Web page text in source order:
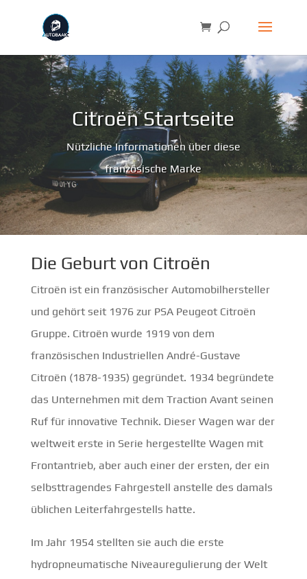
Citroën Startseite
Nützliche Informationen über diese
französische Marke
Die Geburt von Citroën
Citroën ist ein französischer Automobilhersteller
und gehört seit 1976 zur PSA Peugeot Citroën
Gruppe. Citroën wurde 1919 von dem
französischen Industriellen André-Gustave
Citroën (1878-1935) gegründet. 1934 begründete
das Unternehmen mit dem Traction Avant seinen
Ruf für innovative Technik. Dieser Wagen war der
weltweit erste in Serie hergestellte Wagen mit
Frontantrieb, aber auch einer der ersten, der ein
selbsttragendes Fahrgestell anstelle des damals
üblichen Leiterfahrgestells hatte.
Im Jahr 1954 stellten sie auch die erste
hydropneumatische Niveauregulierung der Welt